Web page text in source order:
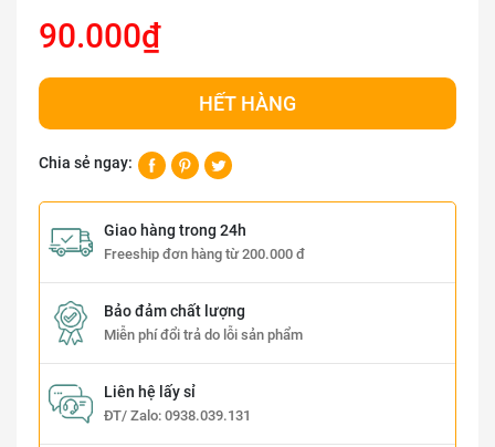
90.000₫
HẾT HÀNG
Chia sẻ ngay:
Giao hàng trong 24h
Freeship đơn hàng từ 200.000 đ
Bảo đảm chất lượng
Miễn phí đổi trả do lỗi sản phẩm
Liên hệ lấy sỉ
ĐT/ Zalo: 0938.039.131